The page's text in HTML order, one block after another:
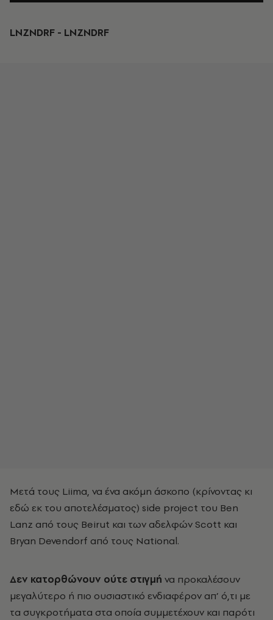
LNZNDRF - LNZNDRF
Μετά τους Liima, να ένα ακόμη άσκοπο (κρίνοντας κι
εδώ εκ του αποτελέσματος) side project του Ben
Lanz από τους Beirut και των αδελφών Scott και
Bryan Devendorf από τους National.
Δεν κατορθώνουν ούτε στιγμή να προκαλέσουν
μεγαλύτερο ή πιο ουσιαστικό ενδιαφέρον απ’ ό,τι με
τα συγκροτήματα στα οποία συμμετέχουν και παρότι